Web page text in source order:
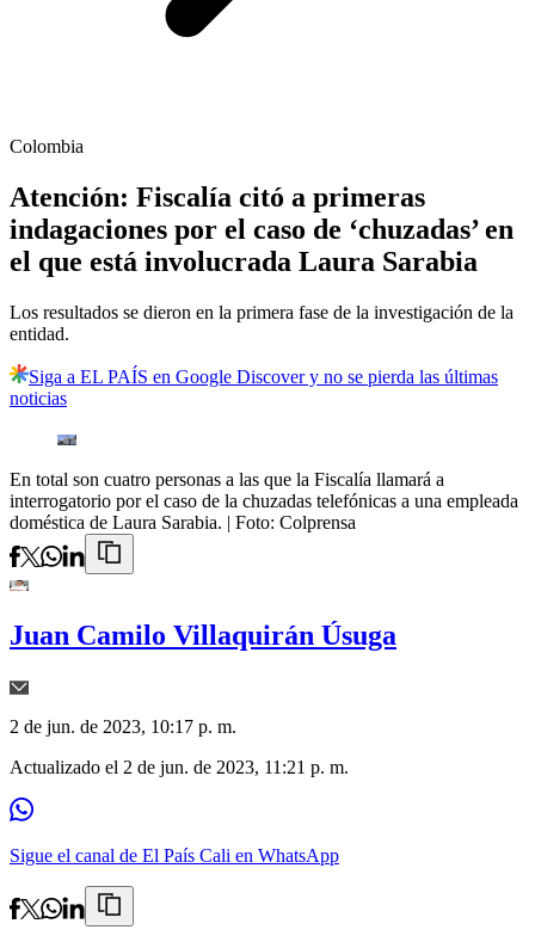
Colombia
Atención: Fiscalía citó a primeras
indagaciones por el caso de ‘chuzadas’ en
el que está involucrada Laura Sarabia
Los resultados se dieron en la primera fase de la investigación de la
entidad.
Siga a EL PAÍS en Google Discover y no se pierda las últimas
noticias
En total son cuatro personas a las que la Fiscalía llamará a
interrogatorio por el caso de la chuzadas telefónicas a una empleada
doméstica de Laura Sarabia. | Foto: Colprensa
Juan Camilo Villaquirán Úsuga
2 de jun. de 2023, 10:17 p. m.
Actualizado el 2 de jun. de 2023, 11:21 p. m.
Sigue el canal de El País Cali en WhatsApp